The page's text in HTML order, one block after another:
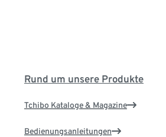
Rund um unsere Produkte
Tchibo Kataloge & Magazine
Bedienungsanleitungen